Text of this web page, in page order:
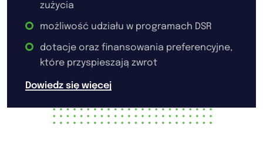
zużycia
możliwość udziału w programach DSR
dotacje oraz finansowania preferencyjne,
które przyspieszają zwrot
Dowiedz się więcej